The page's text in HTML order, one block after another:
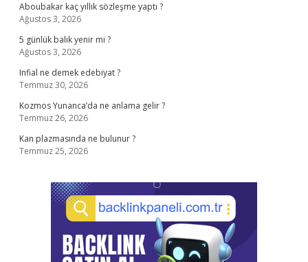
Aboubakar kaç yıllık sözleşme yaptı ?
Ağustos 3, 2026
5 günlük balık yenir mi ?
Ağustos 3, 2026
Infial ne demek edebiyat ?
Temmuz 30, 2026
Kozmos Yunanca’da ne anlama gelir ?
Temmuz 26, 2026
Kan plazmasında ne bulunur ?
Temmuz 25, 2026